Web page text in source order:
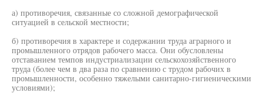
а) противоречия, связанные со сложной демографической
ситуацией в сельской местности;
б) противоречия в характере и содержании труда аграрного и
промышленного отрядов рабочего масса. Они обусловлены
отставанием темпов индустриализации сельскохозяйственного
труда (более чем в два раза по сравнению с трудом рабочих в
промышленности, особенно тяжелыми санитарно-гигиеническими
условиями);